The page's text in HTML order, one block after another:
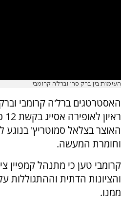
העימות בין ברק סרי וברל'ה קרומבי
האסטרטגים ברל'ה קרומבי
האוצר בצלאל סמוטריץ'
וחומרת המעשה.
קרומבי טען כי מתנהל קמפיין
והציונות הדתית וההתגוללות
ממנו.